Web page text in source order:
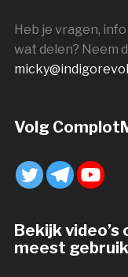
Heb je vragen, info
wat delen? Neem
Volg
Bekijk video’s
meest